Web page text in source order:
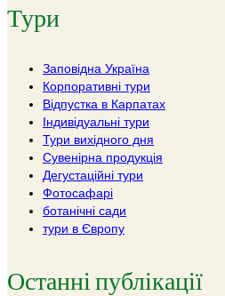
Тури
Заповідна Україна
Корпоративні тури
Відпустка в Карпатах
Індивідуальні тури
Тури вихідного дня
Сувенірна продукція
Дегустаційні тури
Фотосафарі
ботанічні сади
тури в Європу
Останні публікації